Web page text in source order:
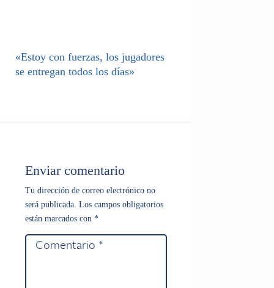
«Estoy con fuerzas, los jugadores
se entregan todos los días»
Enviar comentario
Tu dirección de correo electrónico no
será publicada. Los campos obligatorios
están marcados con *